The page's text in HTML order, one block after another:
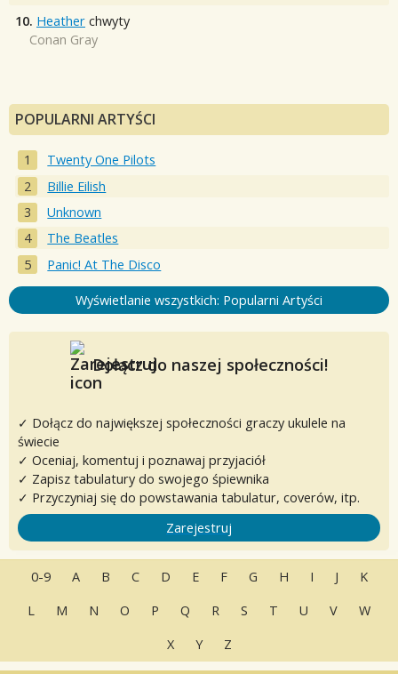
10. Heather chwyty
Conan Gray
POPULARNI ARTYŚCI
Twenty One Pilots
Billie Eilish
Unknown
The Beatles
Panic! At The Disco
Wyświetlanie wszystkich: Popularni Artyści
Dołącz do naszej społeczności!
✓ Dołącz do największej społeczności graczy ukulele na
świecie
✓ Oceniaj, komentuj i poznawaj przyjaciół
✓ Zapisz tabulatury do swojego śpiewnika
✓ Przyczyniaj się do powstawania tabulatur, coverów, itp.
Zarejestruj
0-9 A B C D E F G H I J
K
L
M N O P Q R S T U V
W
X
Y Z